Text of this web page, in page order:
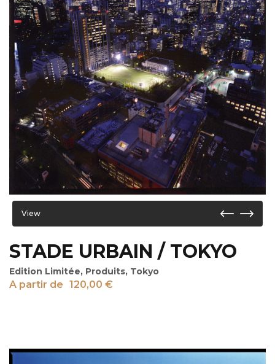
View
STADE URBAIN / TOKYO
Edition Limitée, Produits, Tokyo
A partir de 120,00 €